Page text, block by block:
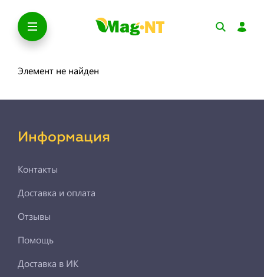
Элемент не найден
Информация
Контакты
Доставка и оплата
Отзывы
Помощь
Доставка в ИК